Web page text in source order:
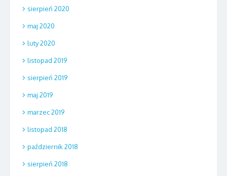
sierpień 2020
maj 2020
luty 2020
listopad 2019
sierpień 2019
maj 2019
marzec 2019
listopad 2018
październik 2018
sierpień 2018